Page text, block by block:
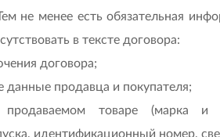
не менее есть обязательная
в тексте договора:
договора;
продавца и покупателя;
товаре (марка и
идентификационный номер,